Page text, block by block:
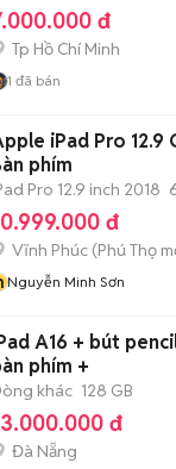
đ
Tp Hồ Chí Minh
1 đã bán
iPad Pro 12.9
phím
Pro 12.9 inch 2018
đ
Vĩnh Phúc (Phú Thọ
Nguyễn Minh Sơn
A16 + bút pencil usb - c +bao da
phím +
khác 128 GB
đ
Đà Nẵng